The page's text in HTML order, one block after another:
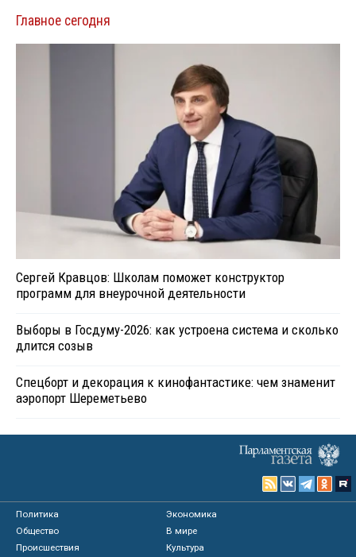
Главное сегодня
Сергей Кравцов: Школам поможет конструктор
программ для внеурочной деятельности
Выборы в Госдуму-2026: как устроена система и сколько
длится созыв
Спецборт и декорация к кинофантастике: чем знаменит
аэропорт Шереметьево
Политика
Экономика
Общество
В мире
Происшествия
Культура